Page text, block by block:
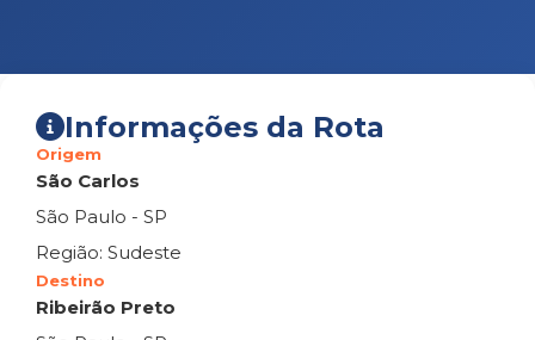
Informações da Rota
Origem
São Carlos
São Paulo - SP
Região: Sudeste
Destino
Ribeirão Preto